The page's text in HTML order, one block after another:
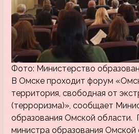
Фото: Министерство
В Омске проходит форум
территория, свободная от
(терроризма)», сообщает
образования Омской области.
министра образования Омской